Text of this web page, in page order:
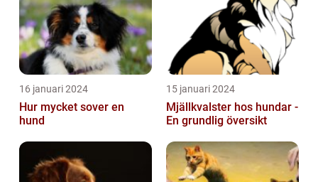
16 januari 2024
Hur mycket sover en
hund
15 januari 2024
Mjällkvalster hos hundar -
En grundlig översikt